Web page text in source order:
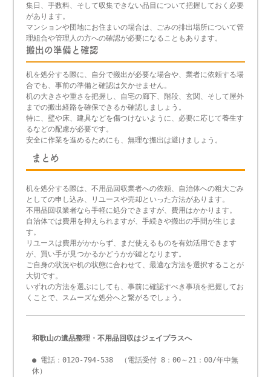
集日、手数料、そして収集できない品目について把握しておく必要
があります。
マンションや団地にお住まいの場合は、ごみの排出場所について管
理組合や管理人の方への確認が必要になることもあります。
搬出の準備と確認
机を処分する際に、自分で搬出が必要な場合や、業者に依頼する場
合でも、事前の準備と確認は欠かせません。
机の大きさや重さを把握し、自宅の廊下、階段、玄関、そして屋外
までの搬出経路を確保できるか確認しましょう。
特に、壁や床、建具などを傷つけないように、必要に応じて養生す
るなどの配慮が必要です。
安全に作業を進めるためにも、無理な搬出は避けましょう。
まとめ
机を処分する際は、不用品回収業者への依頼、自治体への粗大ごみ
としての申し込み、リユースや売却といった方法があります。
不用品回収業者なら手軽に処分できますが、費用はかかります。
自治体では費用を抑えられますが、手続きや搬出の手間が生じま
す。
リユースは費用がかからず、まだ使えるものを有効活用できます
が、買い手が見つかるかどうかが鍵となります。
ご自身の状況や机の状態に合わせて、最適な方法を選択することが
大切です。
いずれの方法を選ぶにしても、事前に確認すべき事項を把握してお
くことで、スムーズな処分へと繋がるでしょう。
和歌山の遺品整理・不用品回収はジェイプラスへ
● 電話：0120-794-538 （電話受付 8：00～21：00/年中無
休）